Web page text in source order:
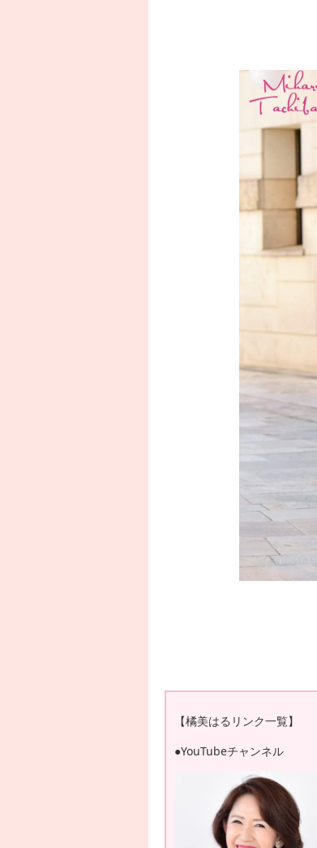
【橘美はるリンク一覧】
●YouTubeチャンネル